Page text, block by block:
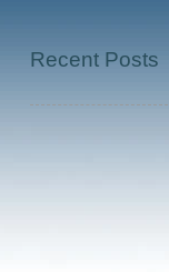
Recent Posts